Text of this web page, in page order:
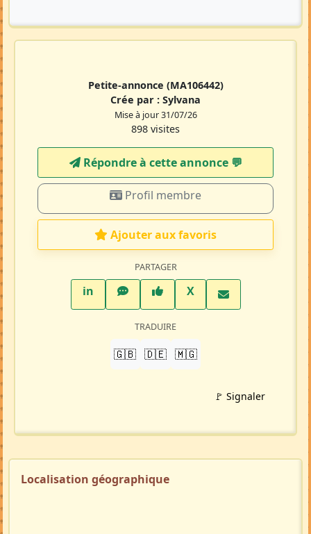
Petite-annonce (MA106442)
Crée par : Sylvana
Mise à jour 31/07/26
898 visites
Répondre à cette annonce 💬​
Profil membre
Ajouter aux favoris
PARTAGER
inLinkedInWhatsAppFacebook
XTwitter X
TRADUIRE
🇬🇧 🇩🇪 🇲🇬
🚩 Signaler
Localisation géographique